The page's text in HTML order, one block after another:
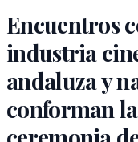
Encuentros
industria
andaluza y
conforman